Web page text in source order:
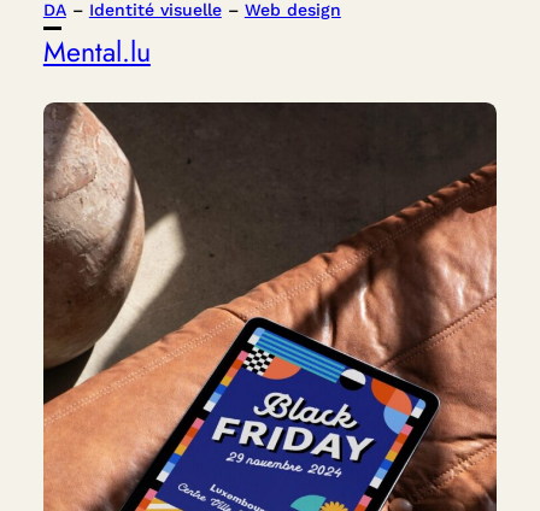
DA – Identité visuelle – Web design
Mental.lu